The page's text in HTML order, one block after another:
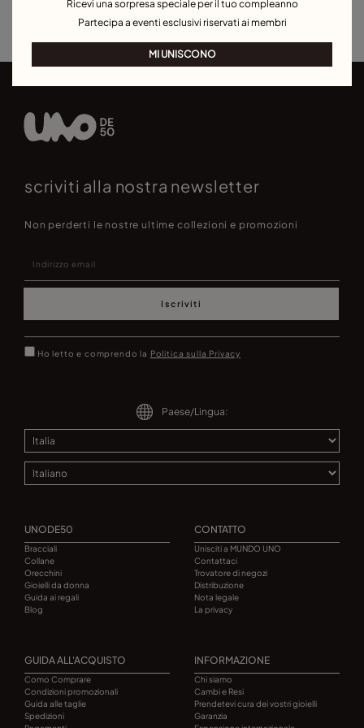
Orecchini per eventi
scriviti alla nostra newsletter
Non perderti le nostre ultime collezioni e promozioni
Iscriviti
Ho letto e comprendo la Politica sulla Privacy
Paese/Lingua:
UNODE50
Bracciali
Collane
Orecchini
Gioielli da donna
Guida ai regali
Blog
CONTATTO
Unisciti a MUNDO UNO
Contattaci
Trovatore di negozi
Distribuzione
Nota legale
La privacy
GUIDA ALL'ACQUISTO
Como Comprare
Condizioni promozionali
Guida alle taglie
Spedizioni
INFORMAZIONE
Chi siamo
Cambi e Resi
Prendetevi cura dei vostri gioielli
Garanzia
Ricevi una sorpresa speciale per il tuo compleanno
Partecipa a eventi esclusivi riservati ai membri
MI UNISCONO